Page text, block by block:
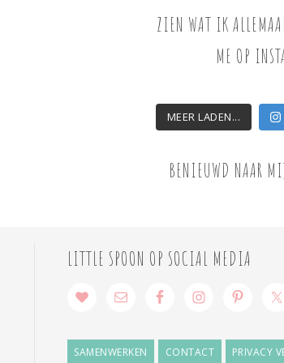
ZIEN WAT IK
ME OP
MEER LADEN...
BENIEUWD NAAR
LITTLE SPOON OP SOCIAL MEDIA
SAMENWERKEN CONTACT PRIVACY